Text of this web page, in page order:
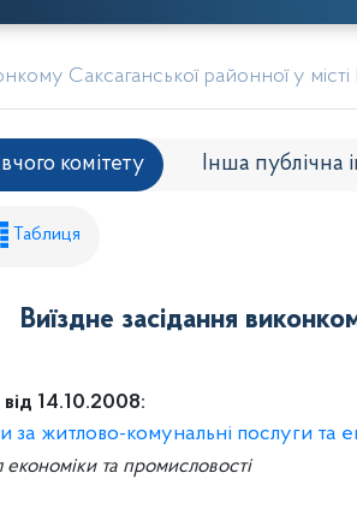
Саксаганської районної у
комітету Інша публічна
ради
Таблиця
Виїздне засідання
14.10.2008:
за житлово-комунальні послуги та
економіки та промисловості